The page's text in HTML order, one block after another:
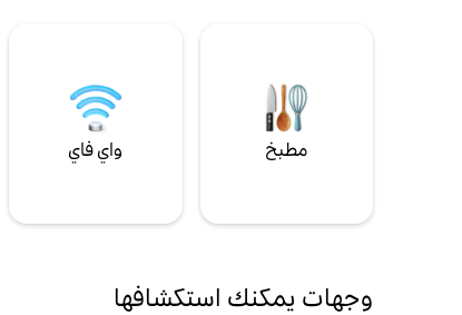
مطبخ واي فاي
وجهات يمكنك استكشافها